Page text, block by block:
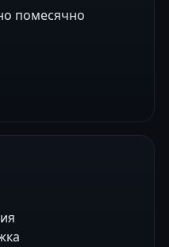
помесячно